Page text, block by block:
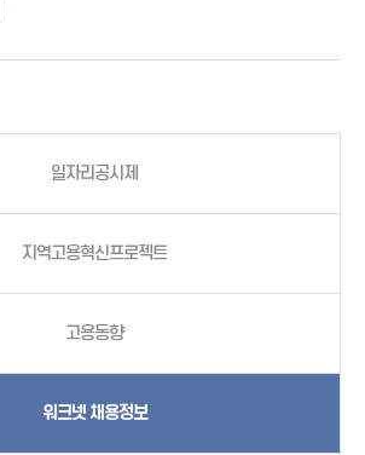
일자리공시제
지역고용혁신프로젝트
고용동향
워크넷 채용정보